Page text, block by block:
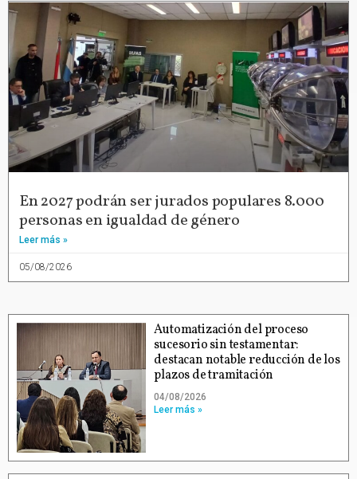
En 2027 podrán ser jurados populares 8.000
personas en igualdad de género
Leer más »
05/08/2026
Automatización del proceso
sucesorio sin testamentar:
destacan notable reducción de los
plazos de tramitación
04/08/2026
Leer más »